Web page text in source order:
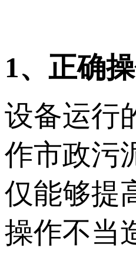
1、正确
设备运行
作市政污
仅能够提
操作不当